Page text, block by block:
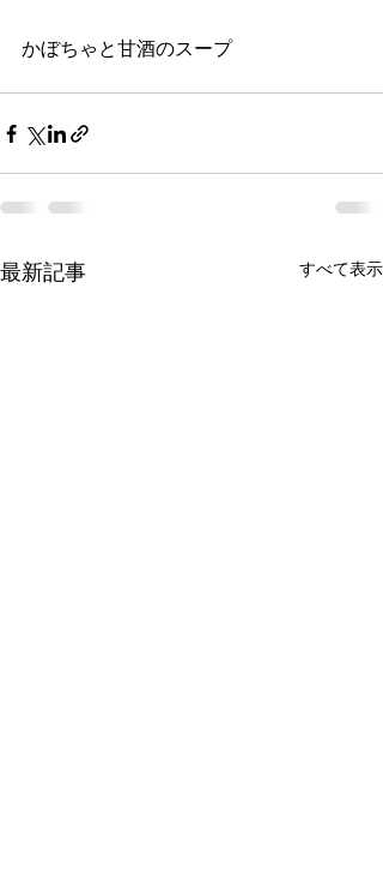
かぼちゃと甘酒のスープ
最新記事 すべて表示